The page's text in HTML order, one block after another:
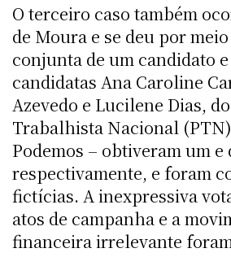
O terceiro caso também
de Moura e se deu por meio
conjunta de um candidato
candidatas Ana Caroline
Azevedo e Lucilene Dias,
Trabalhista Nacional
Podemos – obtiveram um e
respectivamente, e foram
fictícias. A inexpressiva
atos de campanha e a
financeira irrelevante